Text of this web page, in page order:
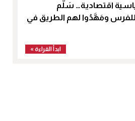
اقتصادية… سَلَّم
للفرس ومَهَّدُوا لهم الطريق في
ابدأ القراءة »